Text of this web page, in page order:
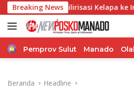
Langsung
ke
konten
Breaking News
Hilirisasi Kelapa ke Investor
Home
Pemprov Sulut Manado
Beranda Headline